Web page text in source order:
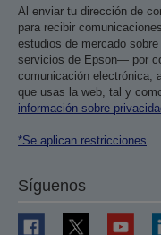
Al enviar tu dirección de
para recibir
estudios de mercado
servicios de Epson— por
comunicación electrónica,
que usas la web, tal y
información sobre
*Se aplican restricciones
Síguenos